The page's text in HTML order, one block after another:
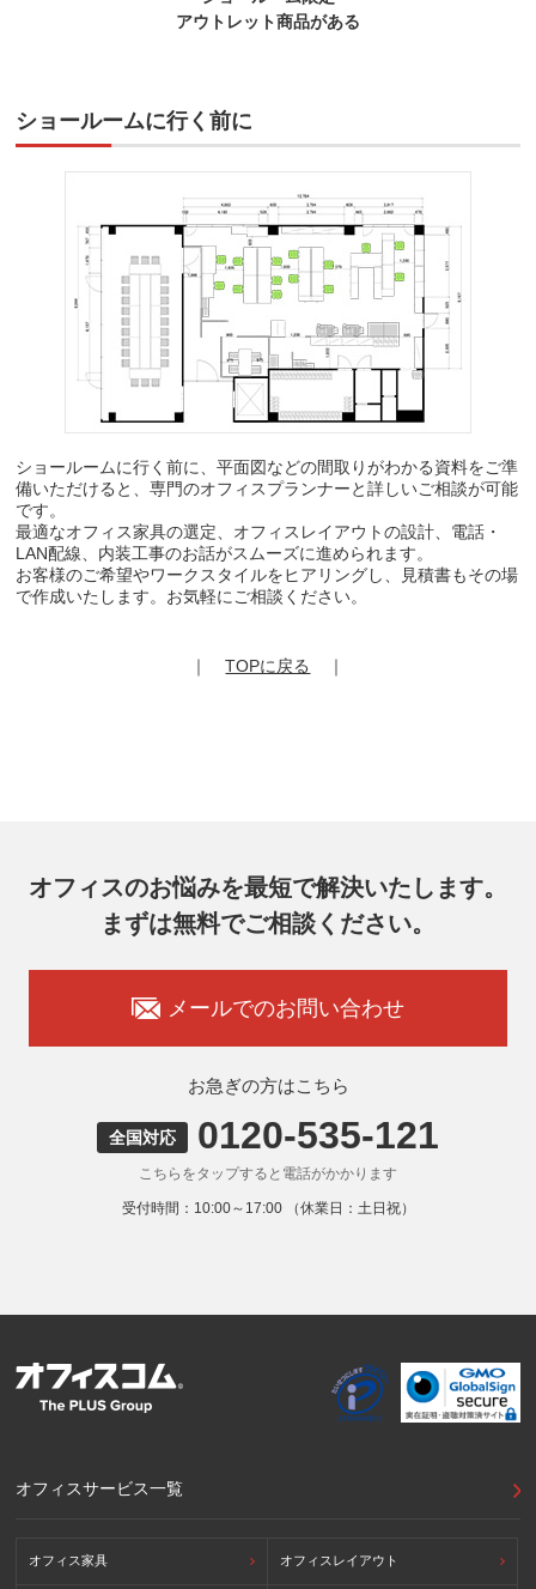
アウトレット商品がある
ショールームに行く前に
ショールームに行く前に、平面図などの間取りがわかる資料をご準
備いただけると、専門のオフィスプランナーと詳しいご相談が可能
です。
最適なオフィス家具の選定、オフィスレイアウトの設計、電話・
LAN配線、内装工事のお話がスムーズに進められます。
お客様のご希望やワークスタイルをヒアリングし、見積書もその場
で作成いたします。お気軽にご相談ください。
｜ TOPに戻る ｜
オフィスのお悩みを最短で解決いたします。
まずは無料でご相談ください。
メールでのお問い合わせ
お急ぎの方はこちら
全国対応 0120-535-121
こちらをタップすると電話がかかります
受付時間：10:00～17:00 （休業日：土日祝）
オフィスサービス一覧
オフィス家具 オフィスレイアウト